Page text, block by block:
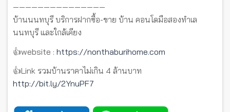
———————————————
บ้านนนทบุรี บริการฝากซื้อ-ขาย บ้าน คอนโดมือสองทำเล
นนทบุรี และใกล้เคียง
👍website : https://nonthaburihome.com
👍Link รวมบ้านราคาไม่เกิน 4 ล้านบาท
http://bit.ly/2YnuPF7